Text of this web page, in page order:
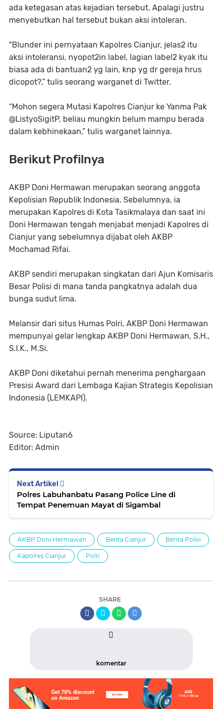
ada ketegasan atas kejadian tersebut. Apalagi justru
menyebutkan hal tersebut bukan aksi intoleran.
"Blunder ini pernyataan Kapolres Cianjur, jelas2 itu
aksi intoleransi, nyopot2in label, lagian label2 kyak itu
biasa ada di bantuan2 yg lain, knp yg dr gereja hrus
dicopot?,” tulis seorang warganet di Twitter.
“Mohon segera Mutasi Kapolres Cianjur ke Yanma Pak
@ListyoSigitP, beliau mungkin belum mampu berada
dalam kebhinekaan,” tulis warganet lainnya.
Berikut Profilnya
AKBP Doni Hermawan merupakan seorang anggota
Kepolisian Republik Indonesia. Sebelumnya, ia
merupakan Kapolres di Kota Tasikmalaya dan saat ini
Doni Hermawan tengah menjabat menjadi Kapolres di
Cianjur yang sebelumnya dijabat oleh AKBP
Mochamad Rifai.
AKBP sendiri merupakan singkatan dari Ajun Komisaris
Besar Polisi di mana tanda pangkatnya adalah dua
bunga sudut lima.
Melansir dari situs Humas Polri, AKBP Doni Hermawan
mempunyai gelar lengkap AKBP Doni Hermawan, S.H.,
S.I.K., M.Si.
AKBP Doni diketahui pernah menerima penghargaan
Presisi Award dari Lembaga Kajian Strategis Kepolisian
Indonesia (LEMKAPI).
Source: Liputan6
Editor: Admin
Next Artikel
Polres Labuhanbatu Pasang Police Line di
Tempat Penemuan Mayat di Sigambal
AKBP Doni Hermawan Berita Cianjur Berita Polisi
Kapolres Cianjur Polri
SHARE
komentar